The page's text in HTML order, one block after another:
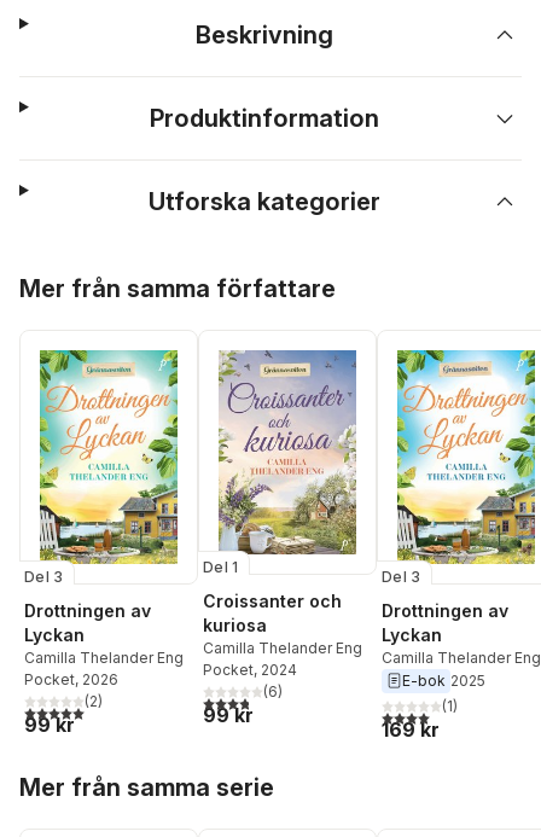
Beskrivning
Produktinformation
Utforska kategorier
Mer från samma författare
Del 3
Drottningen av
Lyckan
Camilla Thelander Eng
Pocket, 2026
5,0utav 5 stjärnor. Totalt antal röster:
(2)
99 kr
Del 1
Croissanter och
kuriosa
Camilla Thelander Eng
Pocket, 2024
3,8utav 5 stjärnor. Totalt antal röster:
(6)
99 kr
Del 3
Drottningen av
Lyckan
Camilla Thelander Eng
E-bok 2025
4,0utav 5 stjärnor.
(1)
169 kr
Mer från samma serie